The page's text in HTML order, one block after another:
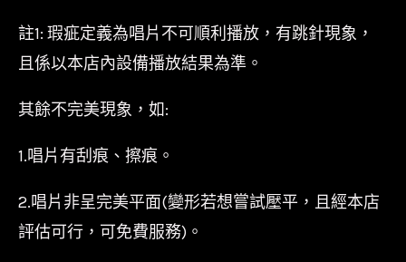
註1: 瑕疵定義為唱片不可順利播放，有跳針現象，
且係以本店內設備播放結果為準。
其餘不完美現象，如:
1.唱片有刮痕、擦痕。
2.唱片非呈完美平面(變形若想嘗試壓平，且經本店
評估可行，可免費服務)。